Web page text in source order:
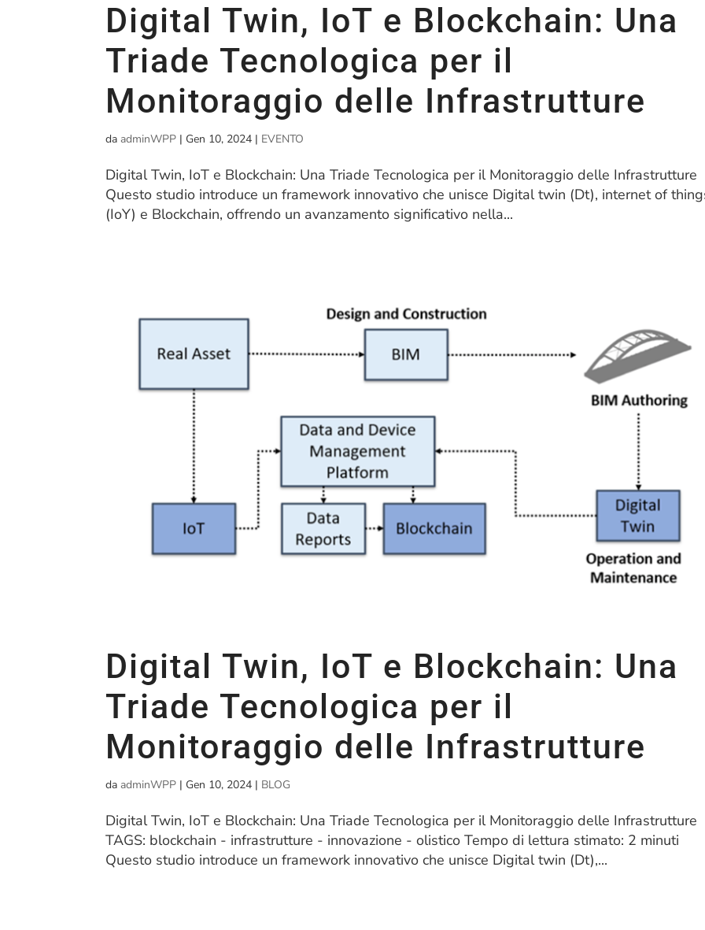
Digital Twin, IoT e Blockchain: Una
Triade Tecnologica per il
Monitoraggio delle Infrastrutture
daadminWPP | Gen 10, 2024 | EVENTO
Digital Twin, IoT e Blockchain: Una Triade Tecnologica per il Monitoraggio delle Infrastrutture
Questo studio introduce un framework innovativo che unisce Digital twin (Dt), internet of
(IoY) e Blockchain, offrendo un avanzamento significativo nella...
Digital Twin, IoT e Blockchain: Una
Triade Tecnologica per il
Monitoraggio delle Infrastrutture
daadminWPP | Gen 10, 2024 | BLOG
Digital Twin, IoT e Blockchain: Una Triade Tecnologica per il Monitoraggio delle Infrastrutture
TAGS: blockchain - infrastrutture - innovazione - olistico Tempo di lettura stimato: 2 minuti
Questo studio introduce un framework innovativo che unisce Digital twin (Dt),...